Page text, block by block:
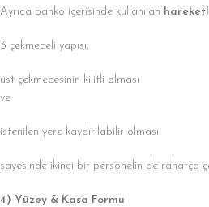
Ayrıca banko içerisinde kullanılan
3 çekmeceli yapısı,
üst çekmecesinin kilitli olması
ve
istenilen yere kaydırılabilir olması
sayesinde ikinci bir personelin de rahatça
4) Yüzey & Kasa Formu